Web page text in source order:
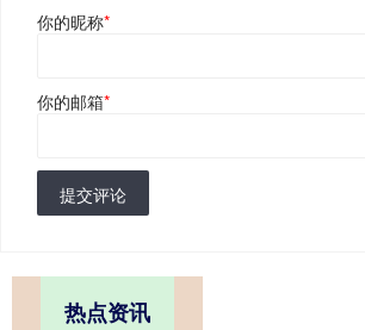
你的昵称*
你的邮箱*
提交评论
热点资讯